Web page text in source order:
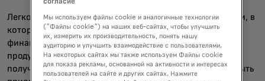
Легко понять почему — в эпоху высокой цифровизации, в
которой мы живём, потребители ожидают, что
финансовый опыт будет столь же технологически
продуманным. Они делятся своими данными для
получения этих услуг, но один фактор опыта должен быть
согласие
Мы используем файлы cookie и аналогичные технологии
("Файлы cookie") на наших веб-сайтах, чтобы улучшить
их, измерить их производительность, понять нашу
аудиторию и улучшить взаимодействие с пользователями.
На некоторых сайтах мы также используем Файлы cookie
для показа рекламы, основанной на активности и интересах
пользователей на сайте и других сайтах. Нажмите